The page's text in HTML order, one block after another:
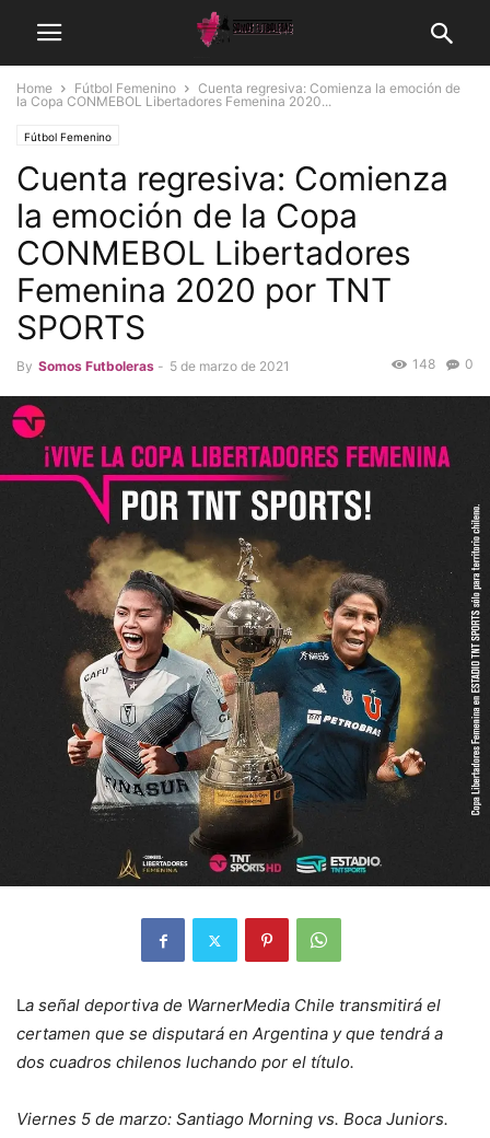
Home Fútbol Femenino
Cuenta regresiva: Comienza la emoción de
la Copa CONMEBOL Libertadores Femenina 2020...
Fútbol Femenino
Cuenta regresiva: Comienza
la emoción de la Copa
CONMEBOL Libertadores
Femenina 2020 por TNT
SPORTS
By Somos Futboleras - 5 de marzo de 2021 0
148
La señal deportiva de WarnerMedia Chile transmitirá el
certamen que se disputará en Argentina y que tendrá a
dos cuadros chilenos luchando por el título.
Viernes 5 de marzo: Santiago Morning vs. Boca Juniors.